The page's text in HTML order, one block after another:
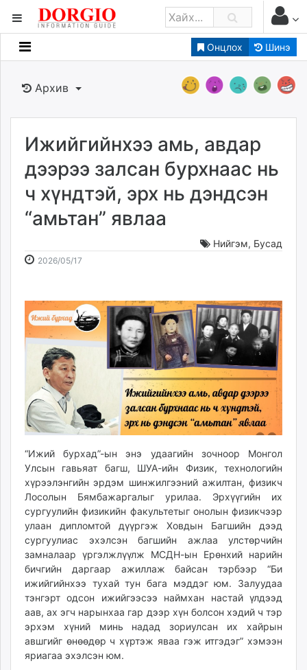
Онцлох Шинэ
Мэдээллийн
Банк санхүү
Бизнес ААН
Төрийн
dorgio.mn
Gogo.mn
news.mn
zindaa.mn
tovch.mn
ikon.mn
mnb.mn
Livetv.mn
Eguur.mn
24tsag.mn
shuud.mn
eagle.mn
ergelt.mn
zarig.mn
today.mn
zuv.mn
mminfo.mn
ugluu.mn
urlag.mn
unen.mn
asu.mn
shuurhai.mn
unuudur.mn
isee.mn
mglradio.com
Архив
Ижийгийнхээ амь, авдар
дээрээ залсан бурхнаас нь
ч хүндтэй, эрх нь дэндсэн
“амьтан” явлаа
Нийгэм, Бусад
2026/05/17
11:03:12
11:50:24
“Ижий бурхад”-ын энэ удаагийн зочноор Монгол
Улсын гавьяат багш, ШУА-ийн Физик, технологийн
хүрээлэнгийн эрдэм шинжилгээний ажилтан, физикч
Лосолын Бямбажаргалыг урилаа. Эрхүүгийн их
сургуулийн физикийн факультетыг онолын физикчээр
улаан дипломтой дүүргэж Ховдын Багшийн дээд
сургуулиас эхэлсэн багшийн ажлаа улстөрчийн
замналаар үргэлжлүүлж МСДН-ын Ерөнхий нарийн
бичгийн даргаар ажиллаж байсан тэрбээр “Би
ижийгийнхээ тухай тун бага мэддэг юм. Залуудаа
тэнгэрт одсон ижийгээсээ наймхан настай үлдээд
аав, ах эгч нарынхаа гар дээр хүн болсон хэдий ч тэр
эрхэм хүний минь надад зориулсан их хайрын
авшгийг өнөөдөр ч хүртэж яваа гэж итгэдэг” хэмээн
яриагаа эхэлсэн юм.